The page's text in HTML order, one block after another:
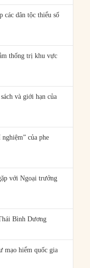
các dân tộc thiểu số
thống trị khu vực
và giới hạn của
của phe
với Ngoại trưởng
Bình Dương
mạo hiểm quốc gia